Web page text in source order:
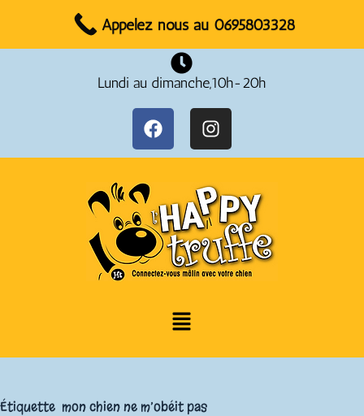
Réservez votre rendez-vous dès maintenant !
Lundi au dimanche,10h-20h
Étiquette mon chien ne m’obéit pas
Appelez nous au 0695803328